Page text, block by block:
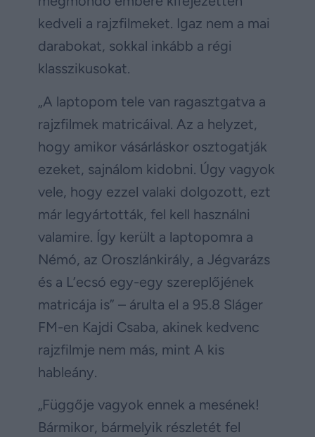
kedveli a rajzfilmeket. Igaz nem a mai
darabokat, sokkal inkább a régi
klasszikusokat.
„A laptopom tele van ragasztgatva a
rajzfilmek matricáival. Az a helyzet,
hogy amikor vásárláskor osztogatják
ezeket, sajnálom kidobni. Úgy vagyok
vele, hogy ezzel valaki dolgozott, ezt
már legyártották, fel kell használni
valamire. Így került a laptopomra a
Némó, az Oroszlánkirály, a Jégvarázs
és a L’ecsó egy-egy szereplőjének
matricája is” – árulta el a 95.8 Sláger
FM-en Kajdi Csaba, akinek kedvenc
rajzfilmje nem más, mint A kis
hableány.
„Függője vagyok ennek a mesének!
Bármikor, bármelyik részletét fel